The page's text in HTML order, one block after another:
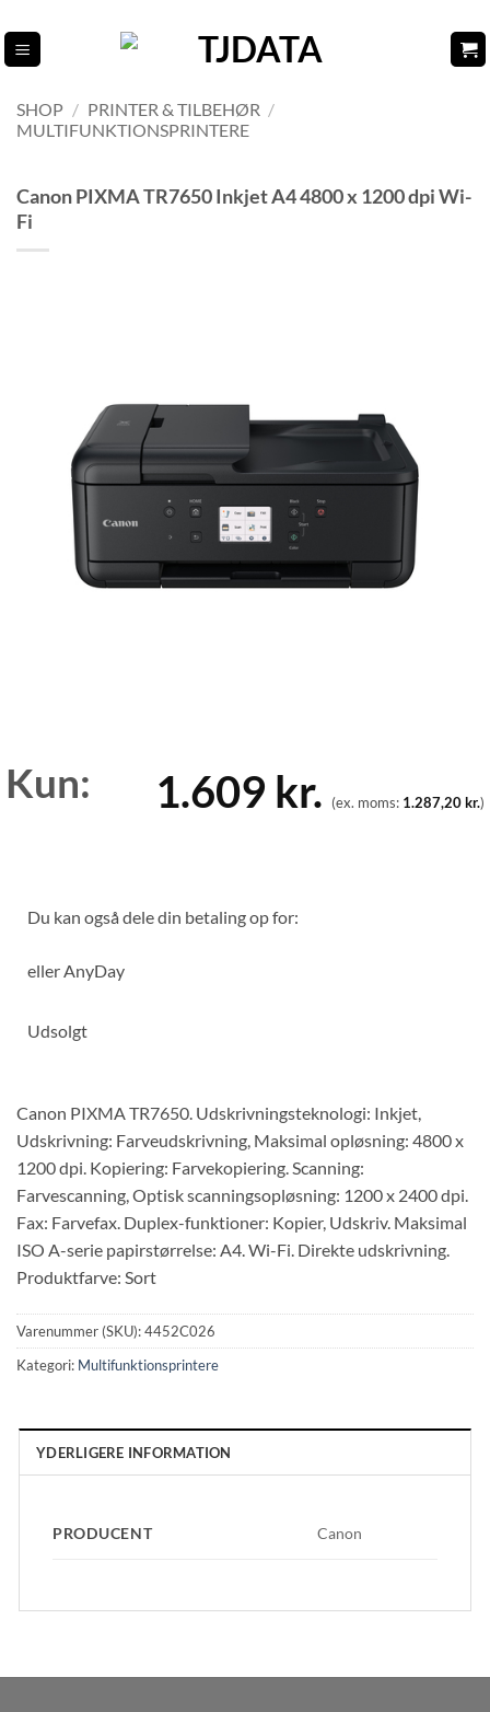
til
indhold
SHOP / PRINTER & TILBEHØR /
MULTIFUNKTIONSPRINTERE
Canon PIXMA TR7650 Inkjet A4 4800 x 1200 dpi Wi-
Fi
Kun: 1.609 kr. (ex. moms: 1.287,20kr.)
Du kan også dele din betaling op for:
eller AnyDay
Udsolgt
Canon PIXMA TR7650. Udskrivningsteknologi: Inkjet,
Udskrivning: Farveudskrivning, Maksimal opløsning: 4800 x
1200 dpi. Kopiering: Farvekopiering. Scanning:
Farvescanning, Optisk scanningsopløsning: 1200 x 2400 dpi.
Fax: Farvefax. Duplex-funktioner: Kopier, Udskriv. Maksimal
ISO A-serie papirstørrelse: A4. Wi-Fi. Direkte udskrivning.
Produktfarve: Sort
Varenummer (SKU):4452C026
Kategori: Multifunktionsprintere
YDERLIGERE INFORMATION
PRODUCENT Canon